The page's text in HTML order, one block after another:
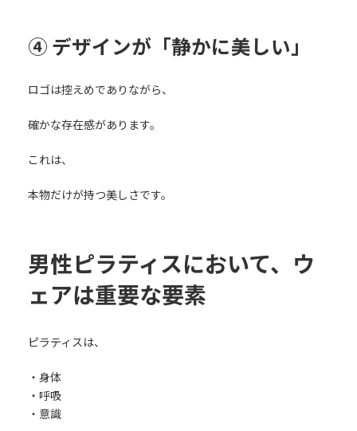
④ デザインが「静かに美しい」
ロゴは控えめでありながら、
確かな存在感があります。
これは、
本物だけが持つ美しさです。
男性ピラティスにおいて、ウ
ェアは重要な要素
ピラティスは、
・身体
・呼吸
・意識